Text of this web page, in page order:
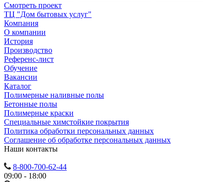
Смотреть проект
ТЦ "Дом бытовых услуг"
Компания
О компании
История
Производство
Референс-лист
Обучение
Вакансии
Каталог
Полимерные наливные полы
Бетонные полы
Полимерные краски
Специальные химстойкие покрытия
Политика обработки персональных данных
Cоглашение об обработке персональных данных
Наши контакты
8-800-700-62-44
09:00 - 18:00